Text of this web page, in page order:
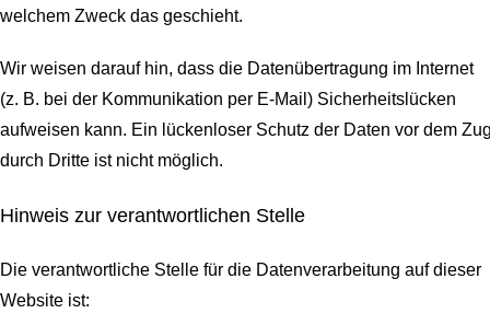
welchem Zweck das geschieht.
Wir weisen darauf hin, dass die Datenübertragung im Internet
(z. B. bei der Kommunikation per E-Mail) Sicherheitslücken
aufweisen kann. Ein lückenloser Schutz der Daten vor dem
durch Dritte ist nicht möglich.
Hinweis zur verantwortlichen Stelle
Die verantwortliche Stelle für die Datenverarbeitung auf dieser
Website ist: